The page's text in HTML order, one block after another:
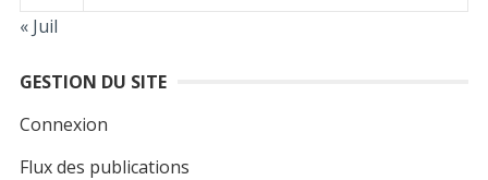
« Juil
GESTION DU SITE
Connexion
Flux des publications